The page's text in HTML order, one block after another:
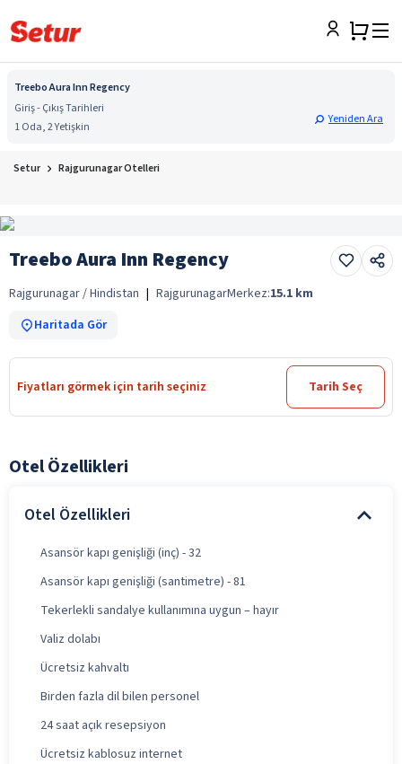
Treebo Aura Inn Regency
Giriş - Çıkış Tarihleri
1 Oda, 2 Yetişkin
Yeniden Ara
Setur Rajgurunagar Otelleri
Treebo Aura Inn Regency
Rajgurunagar / Hindistan | RajgurunagarMerkez:15.1 km
Haritada Gör
Fiyatları görmek için tarih seçiniz Tarih Seç
Otel Özellikleri
Otel Özellikleri
Asansör kapı genişliği (inç) - 32
Asansör kapı genişliği (santimetre) - 81
Tekerlekli sandalye kullanımına uygun – hayır
Valiz dolabı
Ücretsiz kahvaltı
Birden fazla dil bilen personel
24 saat açık resepsiyon
Ücretsiz kablosuz internet